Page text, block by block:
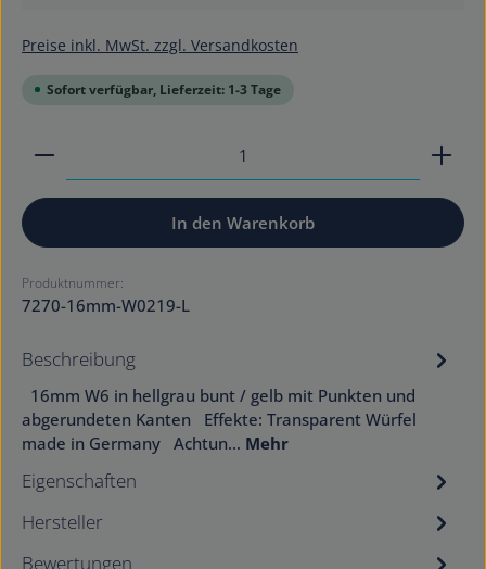
Preise inkl. MwSt. zzgl. Versandkosten
Sofort verfügbar, Lieferzeit: 1-3 Tage
Produkt Anzahl: Gib den gewünschten Wert ein
In den Warenkorb
Produktnummer:
7270-16mm-W0219-L
Beschreibung
16mm W6 in hellgrau bunt / gelb mit Punkten und
abgerundeten Kanten Effekte: Transparent Würfel
made in Germany Achtun… Mehr
Eigenschaften
Hersteller
Bewertungen